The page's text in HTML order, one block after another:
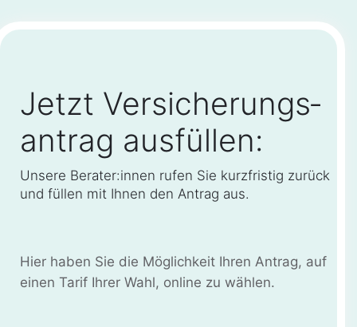
Jetzt Versicherungs­
antrag ausfüllen:
Unsere Berater:innen rufen Sie kurzfristig zurück
und füllen mit Ihnen den Antrag aus.
Hier haben Sie die Möglichkeit Ihren Antrag, auf
einen Tarif Ihrer Wahl, online zu wählen.